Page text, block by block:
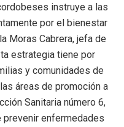
instruye a las
por el bienestar
Moras Cabrera, jefa de
estrategia tiene por
y comunidades de
áreas de promoción a
Sanitaria número 6,
enfermedades